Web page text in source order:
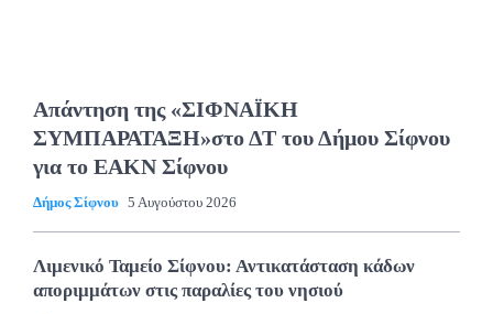
Απάντηση της «ΣΙΦΝΑΪΚΗ
ΣΥΜΠΑΡΑΤΑΞΗ»στο ΔΤ του Δήμου Σίφνου
για το ΕΑΚΝ Σίφνου
Δήμος Σίφνου 5 Αυγούστου 2026
Λιμενικό Ταμείο Σίφνου: Αντικατάσταση κάδων
αποριμμάτων στις παραλίες του νησιού